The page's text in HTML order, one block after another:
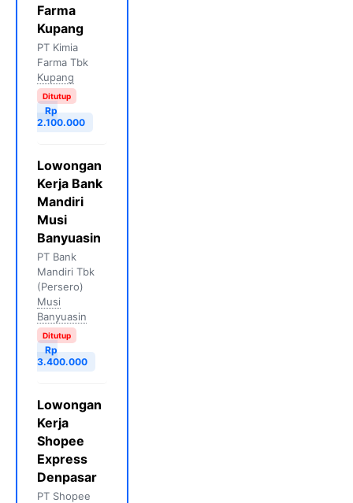
Farma
Kupang
PT Kimia
Farma Tbk
Kupang
Ditutup
Rp
2.100.000
Lowongan
Kerja Bank
Mandiri
Musi
Banyuasin
PT Bank
Mandiri Tbk
(Persero)
Musi
Banyuasin
Ditutup
Rp
3.400.000
Lowongan
Kerja
Shopee
Express
Denpasar
PT Shopee